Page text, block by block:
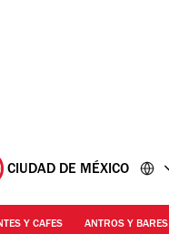
CIUDAD DE MÉXICO
Y CAFES ANTROS Y BARES